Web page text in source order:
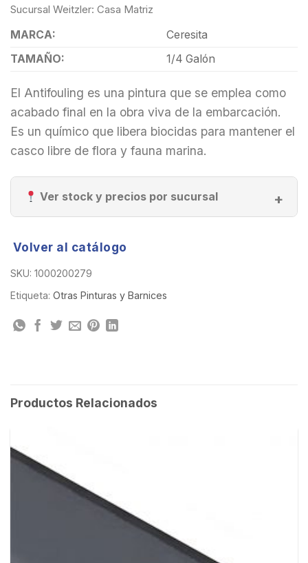
Sucursal Weitzler: Casa Matriz
MARCA:
Ceresita
TAMAÑO:
1/4 Galón
El Antifouling es una pintura que se emplea como
acabado final en la obra viva de la embarcación.
Es un químico que libera biocidas para mantener el
casco libre de flora y fauna marina.
Ver stock y precios por sucursal
Volver al catálogo
SKU: 1000200279
Etiqueta: Otras Pinturas y Barnices
Productos Relacionados